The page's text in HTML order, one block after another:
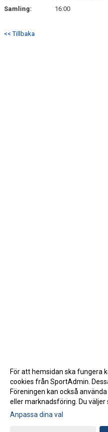
Samling:
16:00
<< Tillbaka
Gå till
För att hemsidan ska fungera
cookies från SportAdmin.
Föreningen kan också
eller marknadsföring. Du väljer
Anpassa dina val